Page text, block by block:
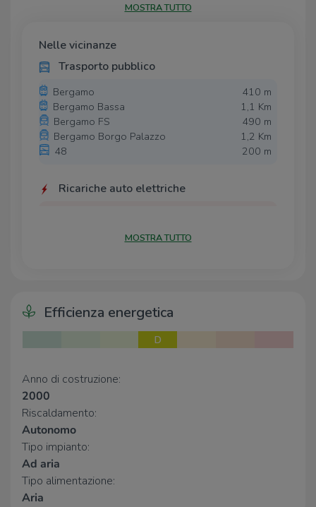
MOSTRA TUTTO
Nelle vicinanze
Trasporto pubblico
Bergamo
410 m
Bergamo Bassa
1,1 Km
Bergamo FS
490 m
Bergamo Borgo Palazzo
1,2 Km
48
200 m
Ricariche auto elettriche
A2A BG Fratelli Calvi
Scuole
Liceo Scienze Umane Falcone -
120 m
Gli Amici di Pooh Borgo Porta Nuova
Istituto Musicale Gaetano Donizetti -
Sede
L'arcobaleno di Ribi
Farmacia
Farmacia Porta Nuova
MOSTRA TUTTO
Efficienza energetica
D
Anno di costruzione:
2000
Riscaldamento:
Autonomo
Tipo impianto:
Ad aria
Tipo alimentazione:
Aria